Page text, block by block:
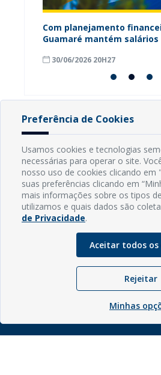
Com planejamento
Guamaré mantém salários
30/06/2026 20H27
Endereço: Rua Capitão Vicente
CEP: 59598-000 -
Contato: (84) 3525-
E-mail:
Horário: Segunda a sexta-
© Copyright - 2026 | Câmara
Desenvolvido porSogo
Preferência de Cookies
Usamos cookies e tecnologias
necessárias para operar o site.
nosso uso de cookies clicando em
suas preferências clicando em
mais informações sobre os tipos
utilizamos e quais dados são
de Privacidade.
Aceitar todos os
Rejeitar
Minhas